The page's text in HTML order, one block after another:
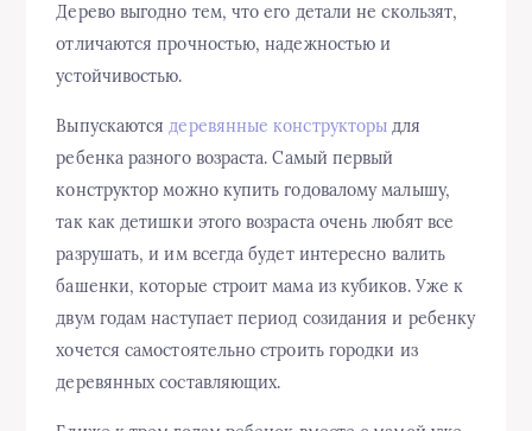
Дерево выгодно тем, что его детали не скользят,
отличаются прочностью, надежностью и
устойчивостью.
Выпускаютсядеревянные конструкторы для
ребенка разного возраста. Самый первый
конструктор можно купить годовалому малышу,
так как детишки этого возраста очень любят все
разрушать, и им всегда будет интересно валить
башенки, которые строит мама из кубиков. Уже к
двум годам наступает период созидания и ребенку
хочется самостоятельно строить городки из
деревянных составляющих.